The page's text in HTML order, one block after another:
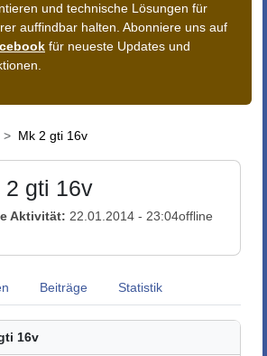
und technische Lösungen für
auffindbar halten. Abonniere uns auf
für neueste Updates und
Mk 2 gti 16v
2 gti 16v
Aktivität: 22.01.2014 - 23:04offline
Beiträge Statistik
16v